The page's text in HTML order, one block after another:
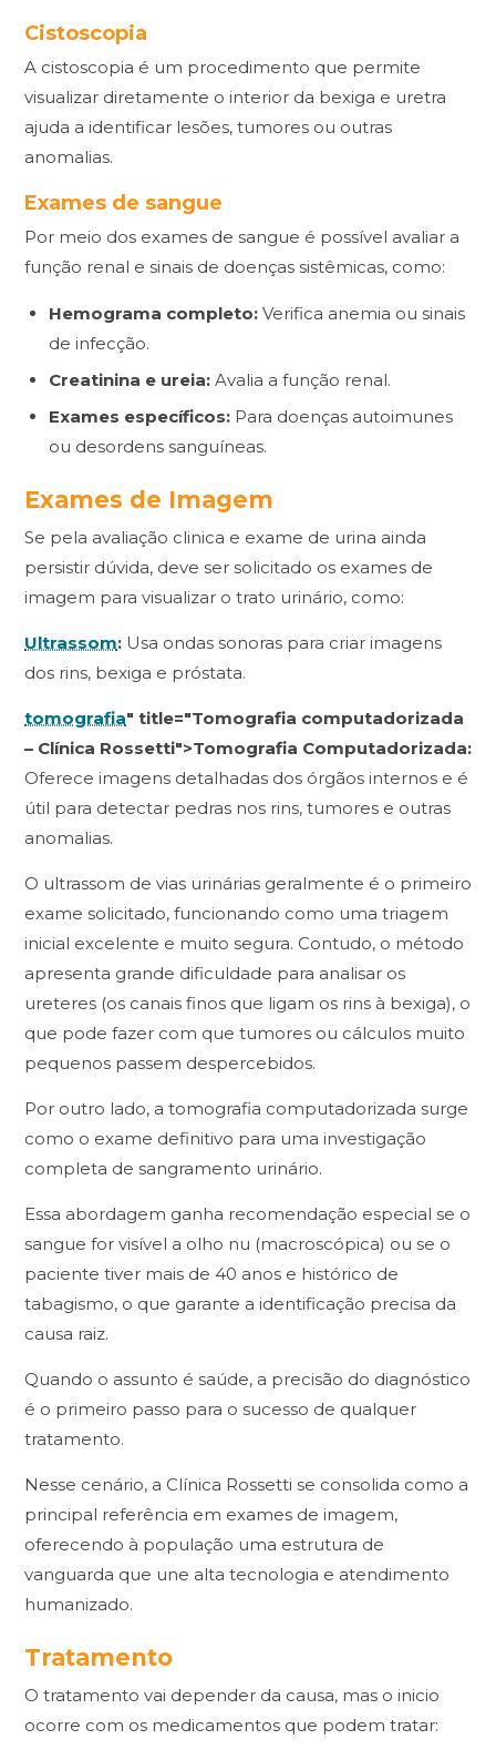
Cistoscopia
A cistoscopia é um procedimento que permite
visualizar diretamente o interior da bexiga e uretra
ajuda a identificar lesões, tumores ou outras
anomalias.
Exames de sangue
Por meio dos exames de sangue é possível avaliar a
função renal e sinais de doenças sistêmicas, como:
Hemograma completo: Verifica anemia ou sinais
de infecção.
Creatinina e ureia: Avalia a função renal.
Exames específicos: Para doenças autoimunes
ou desordens sanguíneas.
Exames de Imagem
Se pela avaliação clinica e exame de urina ainda
persistir dúvida, deve ser solicitado os exames de
imagem para visualizar o trato urinário, como:
Ultrassom: Usa ondas sonoras para criar imagens
dos rins, bexiga e próstata.
tomografia" title="Tomografia computadorizada
– Clínica Rossetti">Tomografia Computadorizada:
Oferece imagens detalhadas dos órgãos internos e é
útil para detectar pedras nos rins, tumores e outras
anomalias.
O ultrassom de vias urinárias geralmente é o primeiro
exame solicitado, funcionando como uma triagem
inicial excelente e muito segura. Contudo, o método
apresenta grande dificuldade para analisar os
ureteres (os canais finos que ligam os rins à bexiga), o
que pode fazer com que tumores ou cálculos muito
pequenos passem despercebidos.
Por outro lado, a tomografia computadorizada surge
como o exame definitivo para uma investigação
completa de sangramento urinário.
Essa abordagem ganha recomendação especial se o
sangue for visível a olho nu (macroscópica) ou se o
paciente tiver mais de 40 anos e histórico de
tabagismo, o que garante a identificação precisa da
causa raiz.
Quando o assunto é saúde, a precisão do diagnóstico
é o primeiro passo para o sucesso de qualquer
tratamento.
Nesse cenário, a Clínica Rossetti se consolida como a
principal referência em exames de imagem,
oferecendo à população uma estrutura de
vanguarda que une alta tecnologia e atendimento
humanizado.
Tratamento
O tratamento vai depender da causa, mas o inicio
ocorre com os medicamentos que podem tratar: